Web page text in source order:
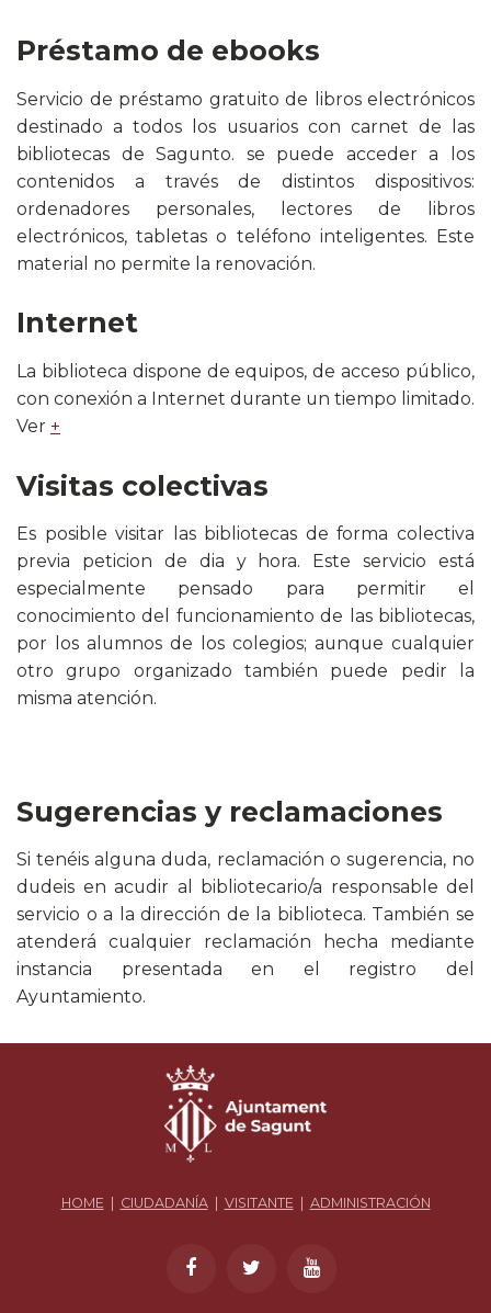
Préstamo de ebooks
Servicio de préstamo gratuito de libros electrónicos
destinado a todos los usuarios con carnet de las
bibliotecas de Sagunto. se puede acceder a los
contenidos a través de distintos dispositivos:
ordenadores personales, lectores de libros
electrónicos, tabletas o teléfono inteligentes. Este
material no permite la renovación.
Internet
La biblioteca dispone de equipos, de acceso público,
con conexión a Internet durante un tiempo limitado.
Ver +
Visitas colectivas
Es posible visitar las bibliotecas de forma colectiva
previa peticion de dia y hora. Este servicio está
especialmente pensado para permitir el
conocimiento del funcionamiento de las bibliotecas,
por los alumnos de los colegios; aunque cualquier
otro grupo organizado también puede pedir la
misma atención.
Sugerencias y reclamaciones
Si tenéis alguna duda, reclamación o sugerencia, no
dudeis en acudir al bibliotecario/a responsable del
servicio o a la dirección de la biblioteca. También se
atenderá cualquier reclamación hecha mediante
instancia presentada en el registro del
Ayuntamiento.
HOME| CIUDADANÍA| VISITANTE| ADMINISTRACIÓN